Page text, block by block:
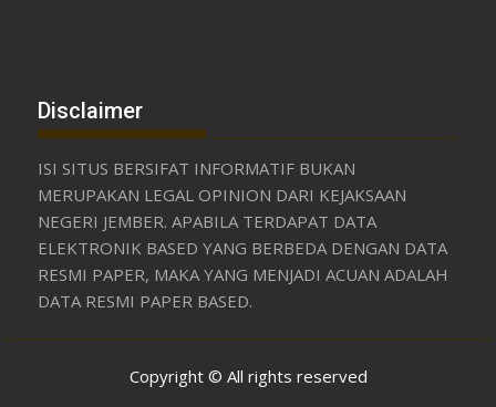
Disclaimer
ISI SITUS BERSIFAT INFORMATIF BUKAN
MERUPAKAN LEGAL OPINION DARI KEJAKSAAN
NEGERI JEMBER. APABILA TERDAPAT DATA
ELEKTRONIK BASED YANG BERBEDA DENGAN DATA
RESMI PAPER, MAKA YANG MENJADI ACUAN ADALAH
DATA RESMI PAPER BASED.
Copyright © All rights reserved